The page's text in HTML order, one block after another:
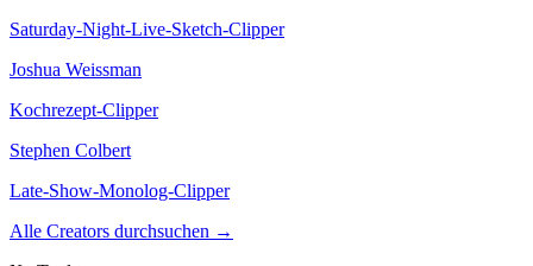
Saturday-Night-Live-Sketch-Clipper
Joshua Weissman
Kochrezept-Clipper
Stephen Colbert
Late-Show-Monolog-Clipper
Alle Creators durchsuchen →